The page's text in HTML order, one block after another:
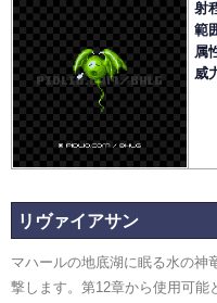
射
範
属
威
リヴァイアサン
マハールの地底湖に眠る水の神
撃します。第12章から使用可能